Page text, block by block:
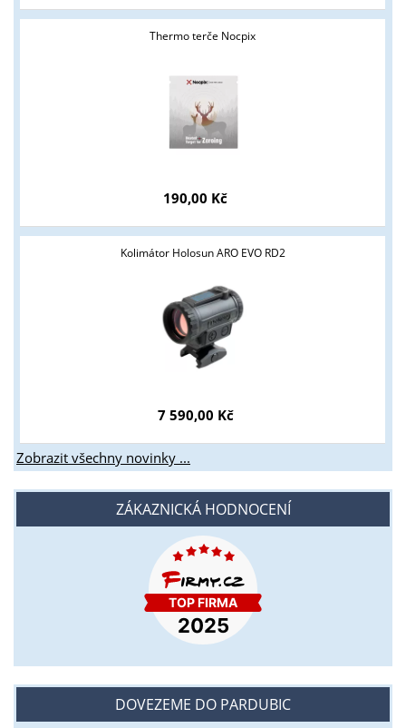
Thermo terče Nocpix
190,00 Kč
Kolimátor Holosun ARO EVO RD2
7 590,00 Kč
Zobrazit všechny novinky ...
ZÁKAZNICKÁ HODNOCENÍ
DOVEZEME DO PARDUBIC
Tyto stránky jsou určeny pouze odborné veřejnosti od 18 let a
podnikatelům v oblasti zbraně a střelivo. Splňujete tyto
podmínky?